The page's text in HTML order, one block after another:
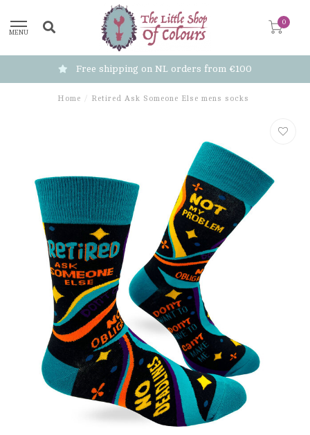
MENU
0
NL orders from €100 Free
Home / Retired Ask Someone Else mens socks